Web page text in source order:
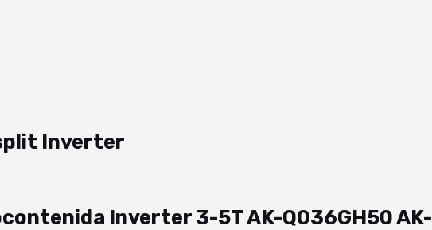
Inverter
Inverter 3-5T AK-Q036GH50 AK-